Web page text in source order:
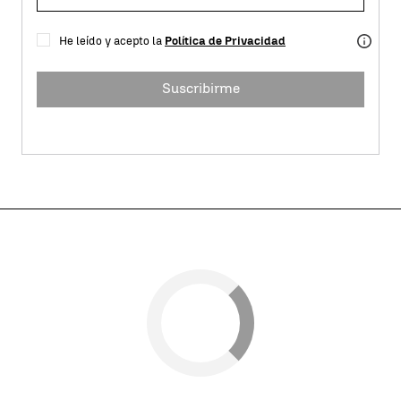
He leído y acepto la Política de Privacidad
Suscribirme